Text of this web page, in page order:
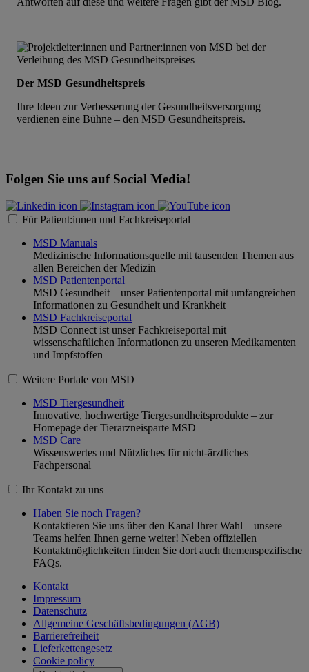
Der MSD Gesundheitspreis
Ihre Ideen zur Verbesserung der Gesundheitsversorgung
verdienen eine Bühne – den MSD Gesundheitspreis.
Folgen Sie uns auf Social Media!
Für Patient:innen und Fachkreiseportal
MSD Manuals
Medizinische Informationsquelle mit tausenden Themen aus
allen Bereichen der Medizin
MSD Patientenportal
MSD Gesundheit – unser Patientenportal mit umfangreichen
Informationen zu Gesundheit und Krankheit
MSD Fachkreiseportal
MSD Connect ist unser Fachkreiseportal mit
wissenschaftlichen Informationen zu unseren Medikamenten
und Impfstoffen
Weitere Portale von MSD
MSD Tiergesundheit
Innovative, hochwertige Tiergesundheitsprodukte – zur
Homepage der Tierarzneisparte MSD
MSD Care
Wissenswertes und Nützliches für nicht-ärztliches
Fachpersonal
Ihr Kontakt zu uns
Haben Sie noch Fragen?
Kontaktieren Sie uns über den Kanal Ihrer Wahl – unsere
Teams helfen Ihnen gerne weiter! Neben offiziellen
Kontaktmöglichkeiten finden Sie dort auch themenspezifische
FAQs.
Kontakt
Impressum
Datenschutz
Allgemeine Geschäftsbedingungen (AGB)
Barrierefreiheit
Lieferkettengesetz
Cookie policy